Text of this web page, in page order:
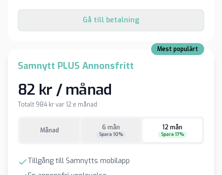
Gå till betalning
Mest populärt
Samnytt PLUS Annonsfritt
82 kr / månad
Totalt 984 kr var 12:e månad
Månad 6 mån
Spara 10%
12 mån
Spara 17%
Tillgång till Samnytts mobilapp